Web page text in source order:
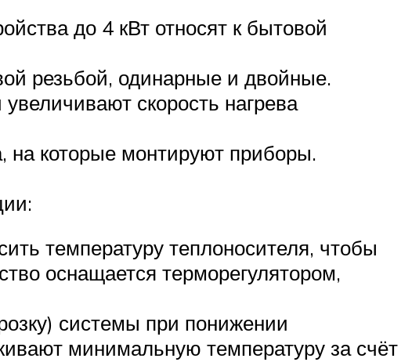
до 4 кВт относят к бытовой
резьбой, одинарные и двойные.
скорость нагрева
на которые монтируют приборы.
температуру теплоносителя, чтобы
оснащается терморегулятором,
системы при понижении
минимальную температуру за счёт